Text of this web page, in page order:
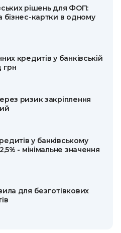
рішень для ФОП:
бізнес-картки в одному
кредитів у банківській
грн
ризик закріплення
у банківському
- мінімальне значення
для безготівкових